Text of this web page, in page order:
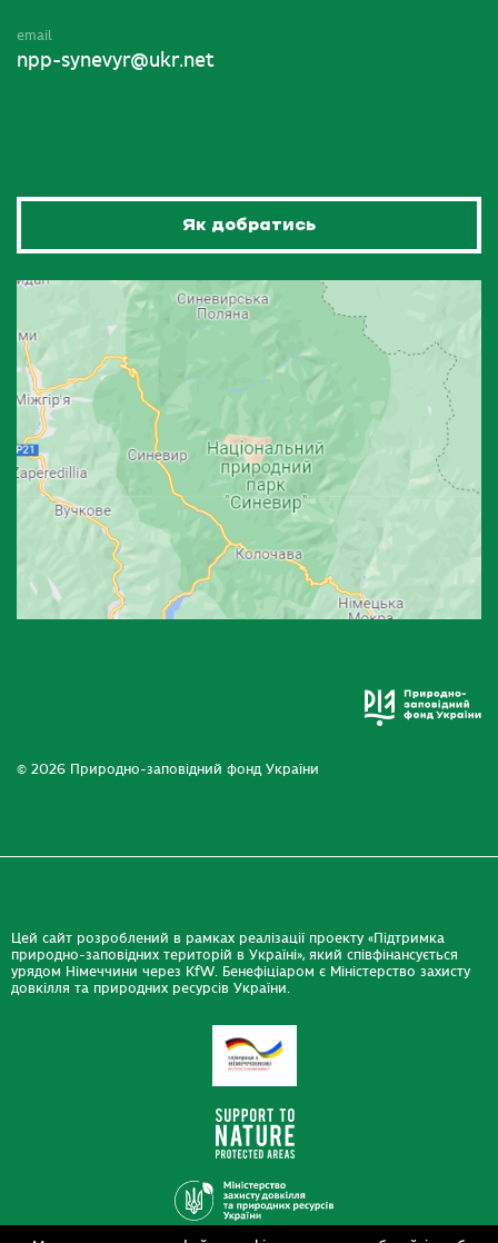
email
npp-synevyr@ukr.net
Як добратись
© 2026 Природно-заповідний фонд України
Цей сайт розроблений в рамках реалізації проекту «Підтримка
природно-заповідних територій в Україні», який співфінансується
урядом Німеччини через KfW. Бенефіціаром є Міністерство захисту
довкілля та природних ресурсів України.